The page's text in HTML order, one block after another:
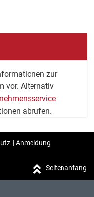
zur
vor. Alternativ
abrufen.
|Anmeldung
Seitenanfang